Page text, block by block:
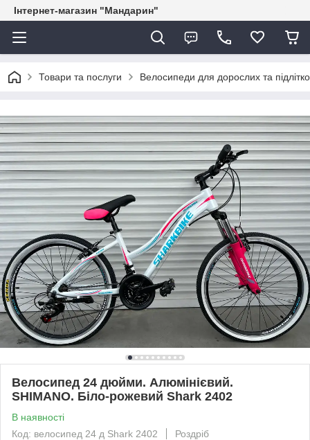
Інтернет-магазин "Мандарин"
Товари та послуги Велосипеди для дорослих та
Велосипед 24 дюйми. Алюмінієвий.
SHIMANO. Біло-рожевий Shark 2402
В наявності
Код: велосипед 24 д Shark 2402
Роздріб